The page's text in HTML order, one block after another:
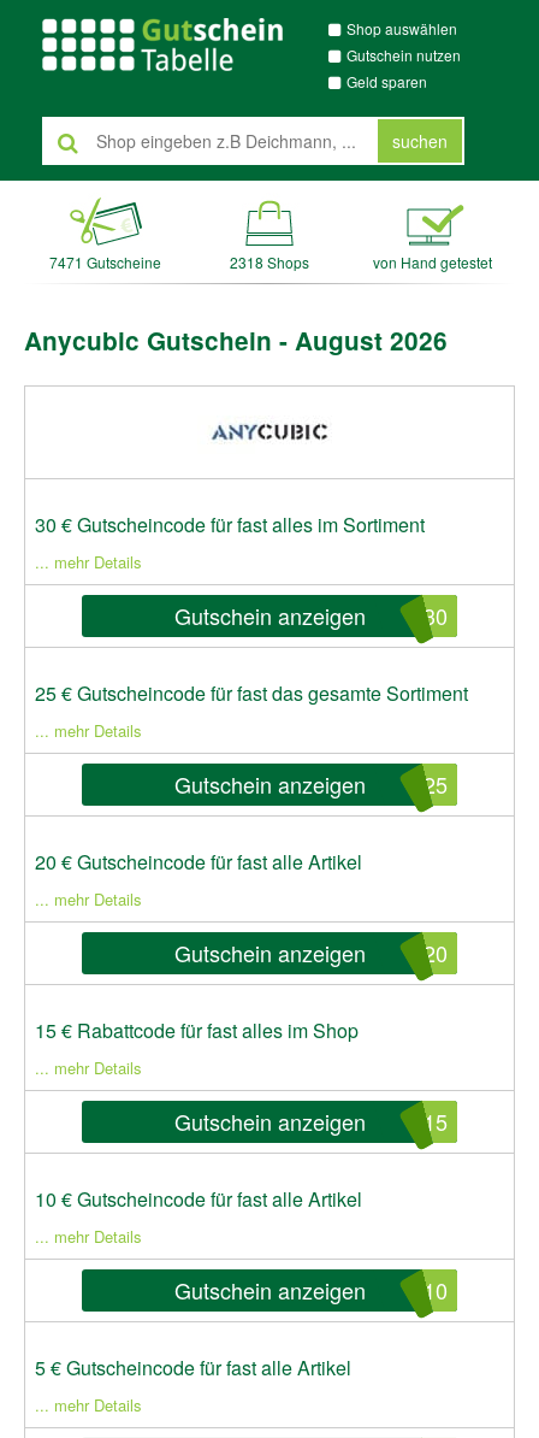
Shop auswählen
Gutschein nutzen
Geld sparen
suchen
7471 Gutscheine 2318 Shops von Hand getestet
Anycubic Gutschein - August 2026
30 € Gutscheincode für fast alles im Sortiment
... mehr Details
Gutschein anzeigen N30
25 € Gutscheincode für fast das gesamte Sortiment
... mehr Details
Gutschein anzeigen N25
20 € Gutscheincode für fast alle Artikel
... mehr Details
Gutschein anzeigen N20
15 € Rabattcode für fast alles im Shop
... mehr Details
Gutschein anzeigen N15
10 € Gutscheincode für fast alle Artikel
... mehr Details
Gutschein anzeigen N10
5 € Gutscheincode für fast alle Artikel
... mehr Details